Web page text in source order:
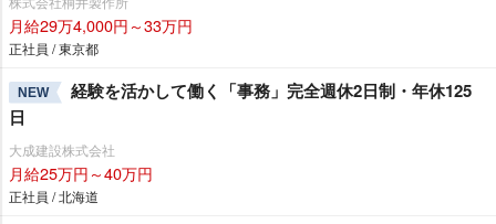
月給29万4,000円～33万円
正社員 / 東京都
NEW
経験を活かして働く「事務」完全週休2日制・年休125
日
大成建設株式会社
月給25万円～40万円
正社員 / 北海道